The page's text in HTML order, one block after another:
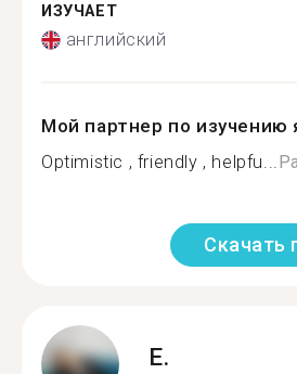
ИЗУЧАЕТ
английский
Мой партнер по изучению
Optimistic , friendly , helpfu...
Скачать
E.